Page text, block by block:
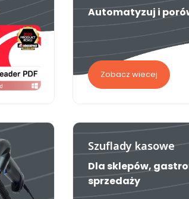
Automatyzuj i
Zobacz wiecej
Szuflady kasowe
Dla sklepów,
sprzedaży